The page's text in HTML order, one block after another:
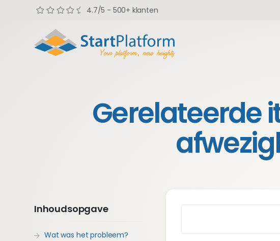
Gerelateerde
Inhoudsopgave
Wat was het probleem?
4.7/5 - 500+ klanten